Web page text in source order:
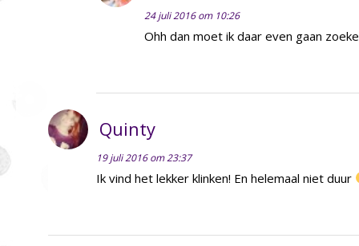
24 juli 2016 om 10:26
Ohh dan moet ik daar even gaan
Quinty
19 juli 2016 om 23:37
Ik vind het lekker klinken! En helemaal niet duur